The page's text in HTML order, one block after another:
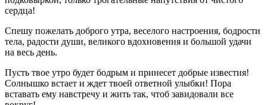
сердца!
Спешу пожелать доброго утра, веселого настроения, бодрости
тела, радости души, великого вдохновения и большой удачи
на весь день.
Пусть твое утро будет бодрым и принесет добрые известия!
Солнышко встает и ждет твоей ответной улыбки! Пора
вставать ему навстречу и жить так, чтоб завидовали все